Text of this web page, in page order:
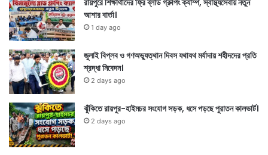
রায়পুরে শিক্ষার্থীদের ফ্রি ব্লাড গ্রুপিং ক্যাম্প, স্বাস্থ্যসেবায় নতুন
আশার বার্তা।
1 day ago
জুলাই বিপ্লব ও গণঅভ্যুত্থান দিবস যথাযথ মর্যাদায় শহীদদের প্রতি
শ্রদ্ধা নিবেদন।
2 days ago
ঝুঁকিতে রায়পুর-হাইমচর সংযোগ সড়ক, ধসে পড়ছে পুরাতন কালভার্ট।
2 days ago